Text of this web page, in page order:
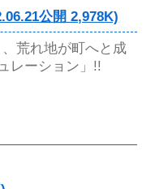
公開 2,978K)
荒れ地が町へと成
レーション」!!